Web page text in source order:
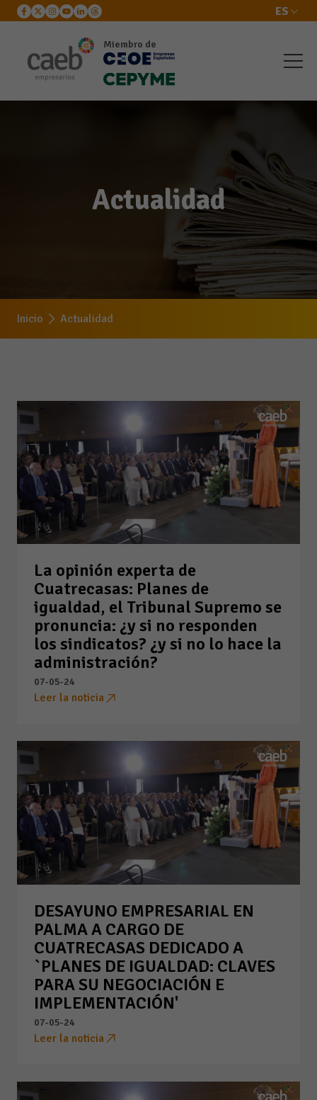
ES
Miembro de
Actualidad
Inicio Actualidad
La opinión experta de
Cuatrecasas: Planes de
igualdad, el Tribunal Supremo se
pronuncia: ¿y si no responden
los sindicatos? ¿y si no lo hace la
administración?
07-05-24
Leer la noticia
DESAYUNO EMPRESARIAL EN
PALMA A CARGO DE
CUATRECASAS DEDICADO A
`PLANES DE IGUALDAD: CLAVES
PARA SU NEGOCIACIÓN E
IMPLEMENTACIÓN'
07-05-24
Leer la noticia